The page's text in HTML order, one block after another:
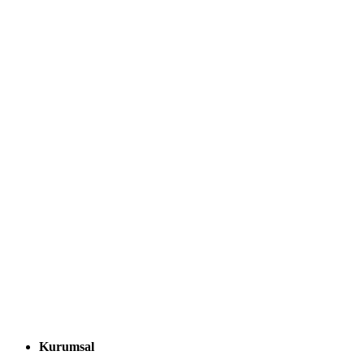
Kurumsal